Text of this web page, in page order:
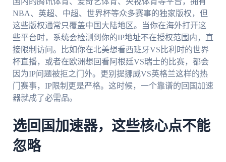
NBA、英超、中超、世界杯等众多赛事的独家版权，但
这些版权通常只覆盖中国大陆地区。当你在海外打开这
些平台时，系统会检测到你的IP地址不在授权范围内，直
接限制访问。比如你在北美想看西班牙VS比利时的世界
杯直播，或者在欧洲想回看阿根廷VS瑞士的比赛，都会
因为IP问题被拒之门外。更别提挪威VS英格兰这样的热
门赛事，IP限制更是严格。这时候，一个靠谱的回国加速
器就成了必需品。
选回国加速器，这些核心点不能
忽略